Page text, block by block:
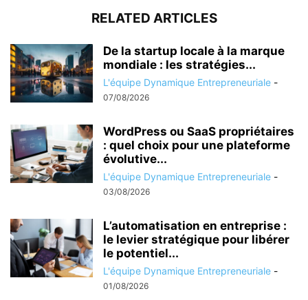
RELATED ARTICLES
De la startup locale à la marque
mondiale : les stratégies...
L'équipe Dynamique Entrepreneuriale -
07/08/2026
WordPress ou SaaS propriétaires
: quel choix pour une plateforme
évolutive...
L'équipe Dynamique Entrepreneuriale -
03/08/2026
L’automatisation en entreprise :
le levier stratégique pour libérer
le potentiel...
L'équipe Dynamique Entrepreneuriale -
01/08/2026